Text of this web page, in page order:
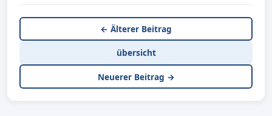
← Älterer Beitrag
übersicht
Neuerer Beitrag →